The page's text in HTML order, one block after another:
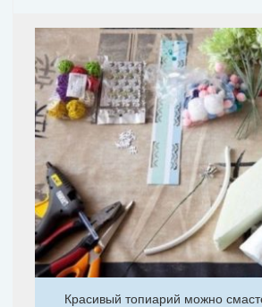
Красивый топиарий можно